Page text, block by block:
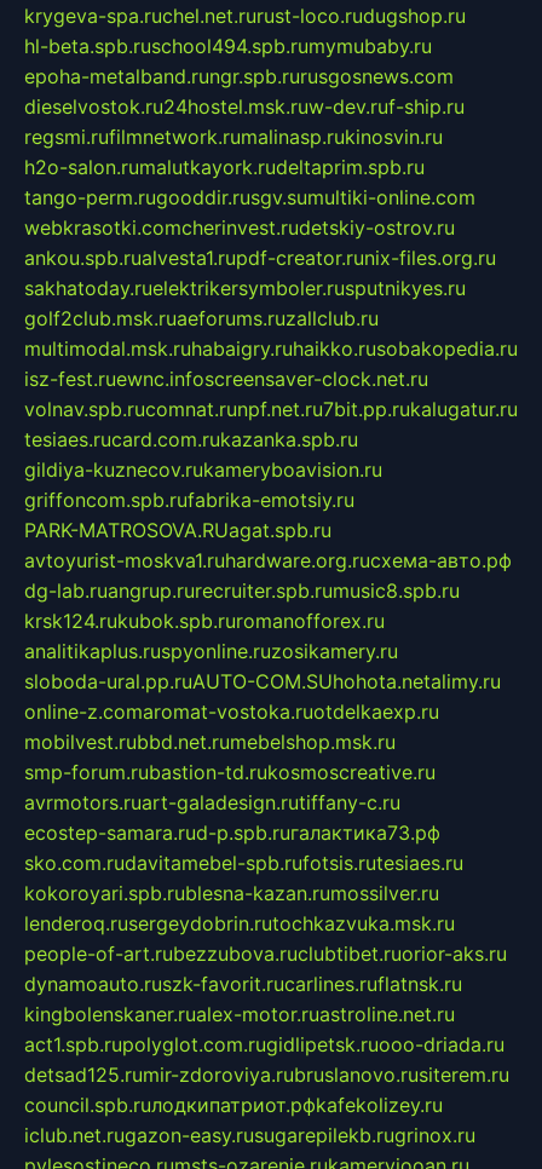
krygeva-spa.ruchel.net.rurust-loco.rudugshop.ru
hl-beta.spb.ruschool494.spb.rumymubaby.ru
epoha-metalband.rungr.spb.rurusgosnews.com
dieselvostok.ru24hostel.msk.ruw-dev.ruf-ship.ru
regsmi.rufilmnetwork.rumalinasp.rukinosvin.ru
h2o-salon.rumalutkayork.rudeltaprim.spb.ru
tango-perm.rugooddir.rusgv.sumultiki-online.com
webkrasotki.comcherinvest.rudetskiy-ostrov.ru
ankou.spb.rualvesta1.rupdf-creator.runix-files.org.ru
sakhatoday.ruelektrikersymboler.rusputnikyes.ru
golf2club.msk.ruaeforums.ruzallclub.ru
multimodal.msk.ruhabaigry.ruhaikko.rusobakopedia.ru
isz-fest.ruewnc.infoscreensaver-clock.net.ru
volnav.spb.rucomnat.runpf.net.ru7bit.pp.rukalugatur.ru
tesiaes.rucard.com.rukazanka.spb.ru
gildiya-kuznecov.rukameryboavision.ru
griffoncom.spb.rufabrika-emotsiy.ru
PARK-MATROSOVA.RUagat.spb.ru
avtoyurist-moskva1.ruhardware.org.ruсхема-авто.рф
dg-lab.ruangrup.rurecruiter.spb.rumusic8.spb.ru
krsk124.rukubok.spb.ruromanofforex.ru
analitikaplus.ruspyonline.ruzosikamery.ru
sloboda-ural.pp.ruAUTO-COM.SUhohota.netalimy.ru
online-z.comaromat-vostoka.ruotdelkaexp.ru
mobilvest.rubbd.net.rumebelshop.msk.ru
smp-forum.rubastion-td.rukosmoscreative.ru
avrmotors.ruart-galadesign.rutiffany-c.ru
ecostep-samara.rud-p.spb.ruгалактика73.рф
sko.com.rudavitamebel-spb.rufotsis.rutesiaes.ru
kokoroyari.spb.rublesna-kazan.rumossilver.ru
lenderoq.rusergeydobrin.rutochkazvuka.msk.ru
people-of-art.rubezzubova.ruclubtibet.ruorior-aks.ru
dynamoauto.ruszk-favorit.rucarlines.ruflatnsk.ru
kingbolenskaner.rualex-motor.ruastroline.net.ru
act1.spb.rupolyglot.com.rugidlipetsk.ruooo-driada.ru
detsad125.rumir-zdoroviya.rubruslanovo.rusiterem.ru
council.spb.ruлодкипатриот.рфkafekolizey.ru
iclub.net.rugazon-easy.rusugarepilekb.rugrinox.ru